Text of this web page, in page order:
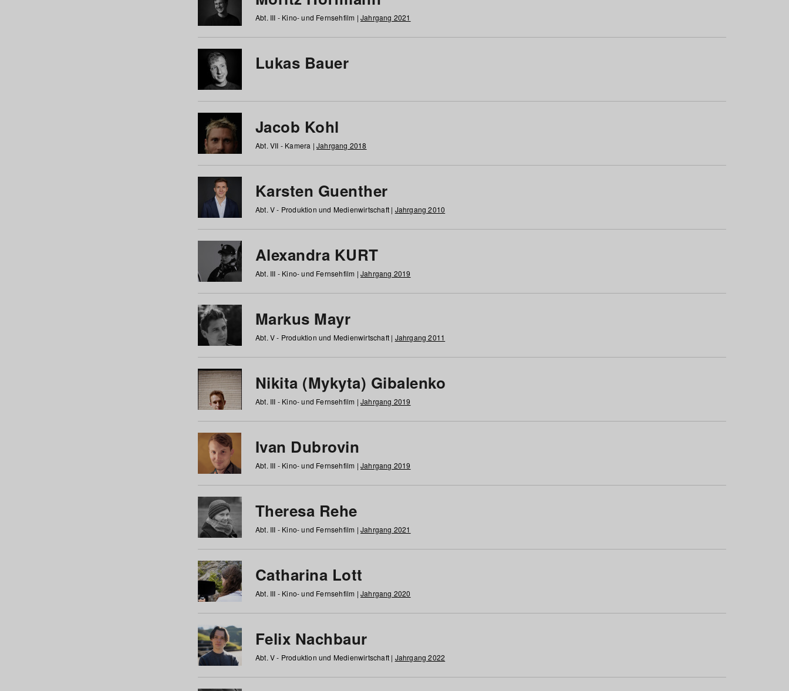
Abt. III - Kino- und Fernsehfilm | Jahrgang 2021
Lukas Bauer
Jacob Kohl
Abt. VII - Kamera | Jahrgang 2018
Karsten Guenther
Abt. V - Produktion und Medienwirtschaft | Jahrgang 2010
Alexandra KURT
Abt. III - Kino- und Fernsehfilm | Jahrgang 2019
Markus Mayr
Abt. V - Produktion und Medienwirtschaft | Jahrgang 2011
Nikita (Mykyta) Gibalenko
Abt. III - Kino- und Fernsehfilm | Jahrgang 2019
Ivan Dubrovin
Abt. III - Kino- und Fernsehfilm | Jahrgang 2019
Theresa Rehe
Abt. III - Kino- und Fernsehfilm | Jahrgang 2021
Catharina Lott
Abt. III - Kino- und Fernsehfilm | Jahrgang 2020
Felix Nachbaur
Abt. V - Produktion und Medienwirtschaft | Jahrgang 2022